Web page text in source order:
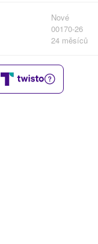
Nové
00170-26
24 měsíců